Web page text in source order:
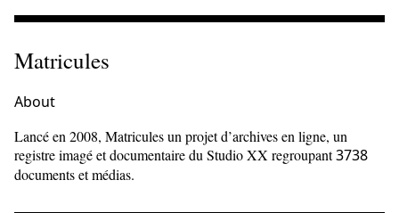
Matricules
About
Lancé en 2008, Matricules un projet d’archives en ligne, un
registre imagé et documentaire du Studio XX regroupant3738
documents et médias.